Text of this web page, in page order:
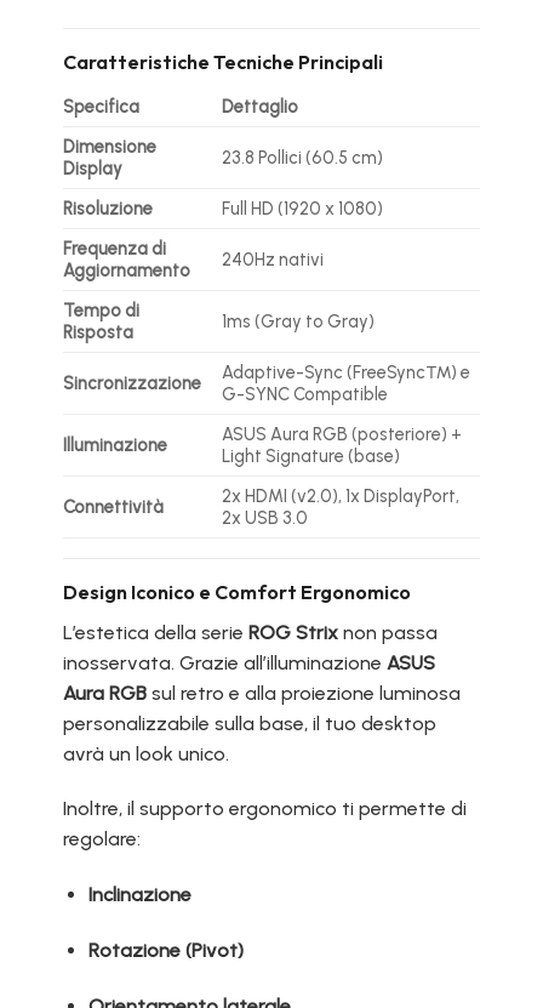
Caratteristiche Tecniche Principali
Specifica
Dettaglio
Dimensione
Display
23.8 Pollici (60.5 cm)
Risoluzione
Full HD (1920 x 1080)
Frequenza di
Aggiornamento
240Hz nativi
Tempo di
Risposta
1ms (Gray to Gray)
Sincronizzazione
Adaptive-Sync (FreeSync™) e
G-SYNC Compatible
Illuminazione
ASUS Aura RGB (posteriore) +
Light Signature (base)
Connettività
2x HDMI (v2.0), 1x DisplayPort,
2x USB 3.0
Design Iconico e Comfort Ergonomico
L’estetica della serie ROG Strixnon passa
inosservata. Grazie all’illuminazione ASUS
Aura RGBsul retro e alla proiezione luminosa
personalizzabile sulla base, il tuo desktop
avrà un look unico.
Inoltre, il supporto ergonomico ti permette di
regolare:
Inclinazione
Rotazione (Pivot)